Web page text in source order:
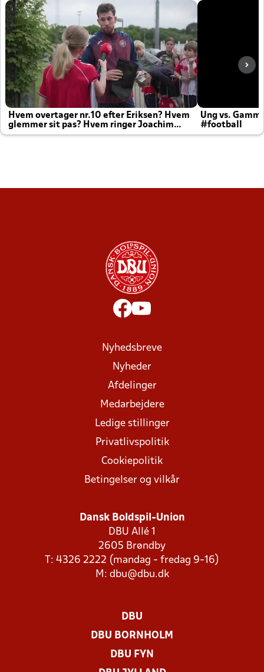
Hvem overtager nr.10 efter Eriksen? Hvem
glemmer sit pas? Hvem ringer Joachim
altid til efter kampe?
Ung vs.
#football
Nyhedsbreve
Nyheder
Afdelinger
Medarbejdere
Ledige stillinger
Privatlivspolitik
Cookiepolitik
Betingelser og vilkår
Dansk Boldspil-Union
DBU Allé 1
2605 Brøndby
T: 4326 2222 (mandag - fredag 9-16)
M: dbu@dbu.dk
DBU
DBU BORNHOLM
DBU FYN